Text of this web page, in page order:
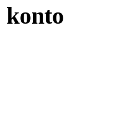
konto